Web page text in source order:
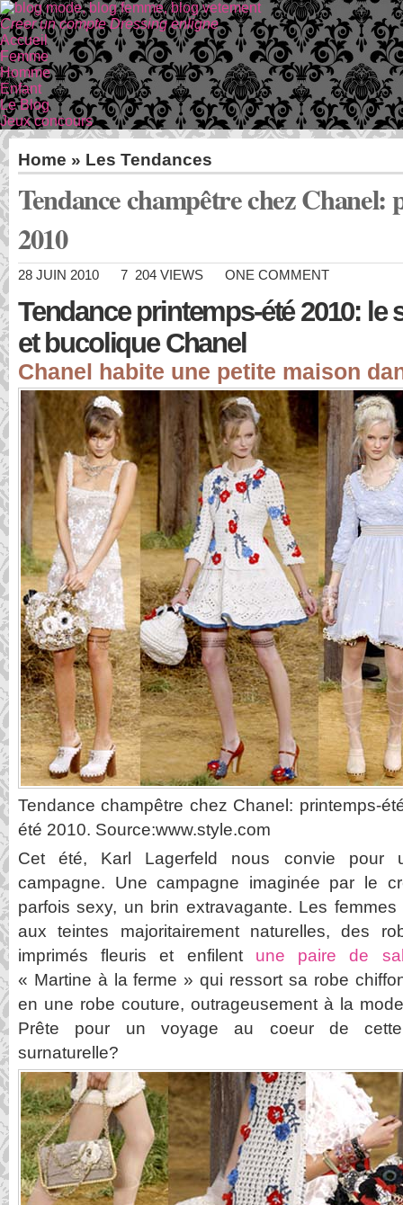
Creer un compte Dressing enligne
Accueil
Femme
Homme
Enfant
Le Blog
Jeux concours
Home » Les Tendances
Tendance champêtre chez Chanel:
2010
28 JUIN 2010 7 204 VIEWS ONE COMMENT
Tendance printemps-été 2010: le
et bucolique Chanel
Chanel habite une petite maison
Tendance champêtre chez Chanel: printemps-
été 2010. Source:www.style.com
Cet été, Karl Lagerfeld nous convie pour
campagne. Une campagne imaginée par le
parfois sexy, un brin extravagante. Les
aux teintes majoritairement naturelles, des
imprimés fleuris et enfilentune paire de
« Martine à la ferme » qui ressort sa robe
en une robe couture, outrageusement à la
Prête pour un voyage au coeur de cette
surnaturelle?